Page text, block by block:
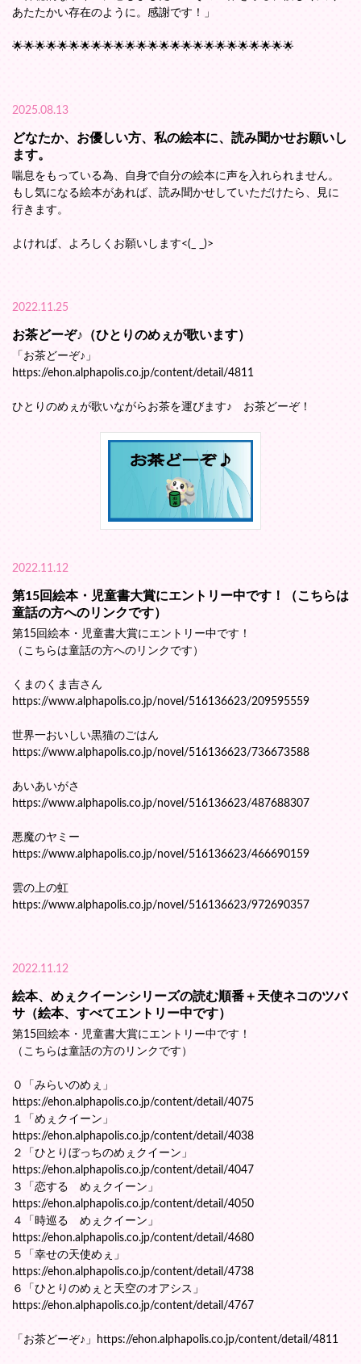
あたたかい存在のように。感謝です！」
🌟🌟🌟🌟🌟🌟🌟🌟🌟🌟🌟🌟🌟🌟🌟🌟🌟🌟🌟🌟🌟🌟🌟🌟🌟
2025.08.13
どなたか、お優しい方、私の絵本に、読み聞かせお願いし
ます。
喘息をもっている為、自身で自分の絵本に声を入れられません。
もし気になる絵本があれば、読み聞かせしていただけたら、見に
行きます。
よければ、よろしくお願いします<(_ _)>
2022.11.25
お茶どーぞ♪（ひとりのめぇが歌います）
「お茶どーぞ♪」
https://ehon.alphapolis.co.jp/content/detail/4811
ひとりのめぇが歌いながらお茶を運びます♪ お茶どーぞ！
2022.11.12
第15回絵本・児童書大賞にエントリー中です！（こちらは
童話の方へのリンクです）
第15回絵本・児童書大賞にエントリー中です！
（こちらは童話の方へのリンクです）
くまのくま吉さん
https://www.alphapolis.co.jp/novel/516136623/209595559
世界一おいしい黒猫のごはん
https://www.alphapolis.co.jp/novel/516136623/736673588
あいあいがさ
https://www.alphapolis.co.jp/novel/516136623/487688307
悪魔のヤミー
https://www.alphapolis.co.jp/novel/516136623/466690159
雲の上の虹
https://www.alphapolis.co.jp/novel/516136623/972690357
2022.11.12
絵本、めぇクイーンシリーズの読む順番＋天使ネコのツバ
サ（絵本、すべてエントリー中です）
第15回絵本・児童書大賞にエントリー中です！
（こちらは童話の方のリンクです）
０「みらいのめぇ」
https://ehon.alphapolis.co.jp/content/detail/4075
１「めぇクイーン」
https://ehon.alphapolis.co.jp/content/detail/4038
２「ひとりぼっちのめぇクイーン」
https://ehon.alphapolis.co.jp/content/detail/4047
３「恋する めぇクイーン」
https://ehon.alphapolis.co.jp/content/detail/4050
４「時巡る めぇクイーン」
https://ehon.alphapolis.co.jp/content/detail/4680
５「幸せの天使めぇ」
https://ehon.alphapolis.co.jp/content/detail/4738
６「ひとりのめぇと天空のオアシス」
https://ehon.alphapolis.co.jp/content/detail/4767
「お茶どーぞ♪」https://ehon.alphapolis.co.jp/content/detail/4811